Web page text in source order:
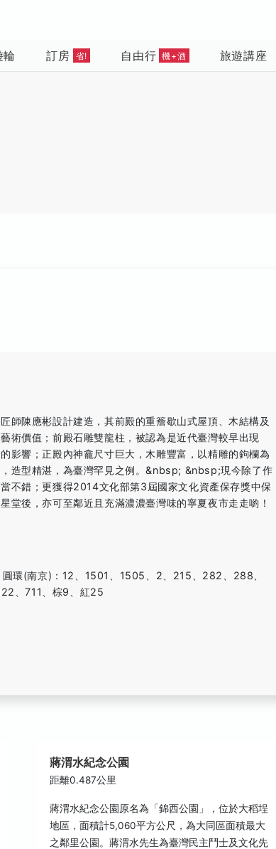
輪 訂房 省! 自由行 機+酒 旅遊講座
師陳應彬設計建造，其前殿的重簷歇山式屋頂、木結構及
術價值；前殿石雕雙龍柱，被認為是近代臺灣較早出現
影響；正殿內神龕尺寸巨大，木雕豐富，以精雕的鉤欄為
造型精湛，為臺灣罕見之例。&nbsp; &nbsp;現今除了作
不錯；更獲得2014文化部第3屆國家文化資產保存獎中保
堂後，亦可至鄰近且充滿濃濃臺灣味的寧夏夜市走走喲！
環(南京)：12、1501、1505、2、215、282、288、
、711、棕9、紅25
蔣渭水紀念公園
距離0.487公里
蔣渭水紀念公園原名為「錦西公園」，位於大稻埕
地區，面積計5,060平方公尺，為大同區面積最大
之鄰里公園。蔣渭水先生為臺灣民主鬥士及文化先